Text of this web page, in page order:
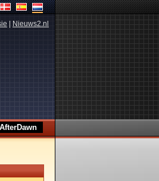
Nieuws2.nl